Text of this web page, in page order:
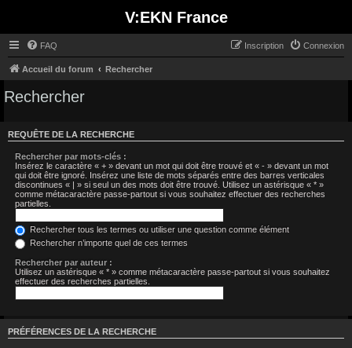
V:EKN France
FAQ Connexion
Inscription
Accueil du forum Rechercher
Rechercher
REQUÊTE DE LA RECHERCHE
Rechercher par mots-clés :
Insérez le caractère « + » devant un mot qui doit être trouvé et « - » devant un mot
qui doit être ignoré. Insérez une liste de mots séparés entre des barres verticales
discontinues « | » si seul un des mots doit être trouvé. Utilisez un astérisque « * »
comme métacaractère passe-partout si vous souhaitez effectuer des recherches
partielles.
Rechercher tous les termes ou utiliser une question comme élément
Rechercher n’importe quel de ces termes
Rechercher par auteur :
Utilisez un astérisque « * » comme métacaractère passe-partout si vous souhaitez
effectuer des recherches partielles.
PRÉFÉRENCES DE LA RECHERCHE